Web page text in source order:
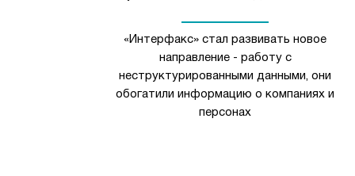
«Интерфакс» стал развивать новое
направление - работу с
неструктурированными данными, они
обогатили информацию о компаниях и
персонах